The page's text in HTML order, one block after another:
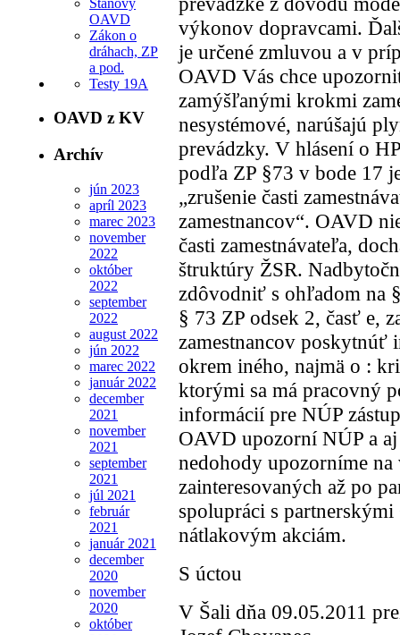
OAVD
Zákon o
dráhach, ZP
a pod.
Testy 19A
OAVD z KV
Archív
jún 2023
apríl 2023
marec 2023
november
2022
október
2022
september
2022
august 2022
jún 2022
marec 2022
január 2022
december
2021
november
2021
september
2021
júl 2021
február
2021
január 2021
december
2020
november
2020
október
výkonov dopravcami.
je určené zmluvou a v
OAVD Vás chce
zamýšľanými krokmi
nesystémové, narúšajú
prevádzky. V hlásení o
podľa ZP §73 v bode 17
„zrušenie časti
zamestnancov“. OAVD
časti zamestnávateľa,
štruktúry ŽSR.
zdôvodniť s ohľadom na
§ 73 ZP odsek 2, časť e,
zamestnancov
okrem iného, najmä o :
ktorými sa má pracovný
informácií pre NÚP
OAVD upozorní NÚP a
nedohody upozorníme
zainteresovaných až po
spolupráci s
nátlakovým akciám.
S úctou
V Šali dňa 09.05.2011